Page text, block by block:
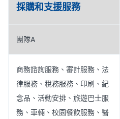
採購和支援服務
團隊A
商務諮詢服務、審計服務、法
律服務、稅務服務、印刷、紀
念品、活動安排、旅遊巴士服
務、車輛、校園餐飲服務、醫